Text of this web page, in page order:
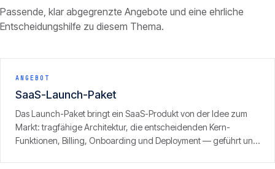
Passende, klar abgegrenzte Angebote und eine ehrliche
Entscheidungshilfe zu diesem Thema.
ANGEBOT
SaaS-Launch-Paket
Das Launch-Paket bringt ein SaaS-Produkt von der Idee zum
Markt: tragfähige Architektur, die entscheidenden Kern-
Funktionen, Billing, Onboarding und Deployment — geführt und